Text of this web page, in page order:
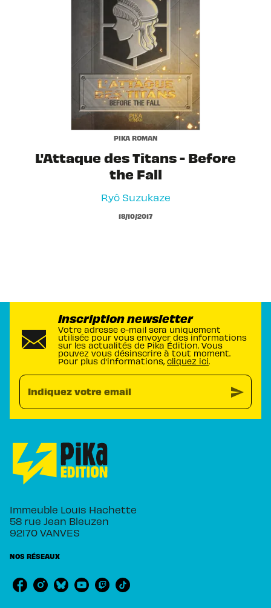
PIKA ROMAN
L'Attaque des Titans - Before
the Fall
Ryô Suzukaze
18/10/2017
Inscription newsletter
Votre adresse e-mail sera uniquement
utilisée pour vous envoyer des informations
sur les actualités de Pika Édition. Vous
pouvez vous désinscrire à tout moment.
Pour plus d’informations, cliquez ici.
Indiquez votre email send
Immeuble Louis Hachette
58 rue Jean Bleuzen
92170 VANVES
NOS RÉSEAUX